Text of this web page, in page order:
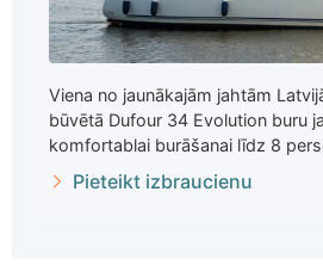
Viena no jaunākajām jahtām
būvētā Dufour 34 Evolution buru
komfortablai burāšanai līdz 8
Pieteikt izbraucienu